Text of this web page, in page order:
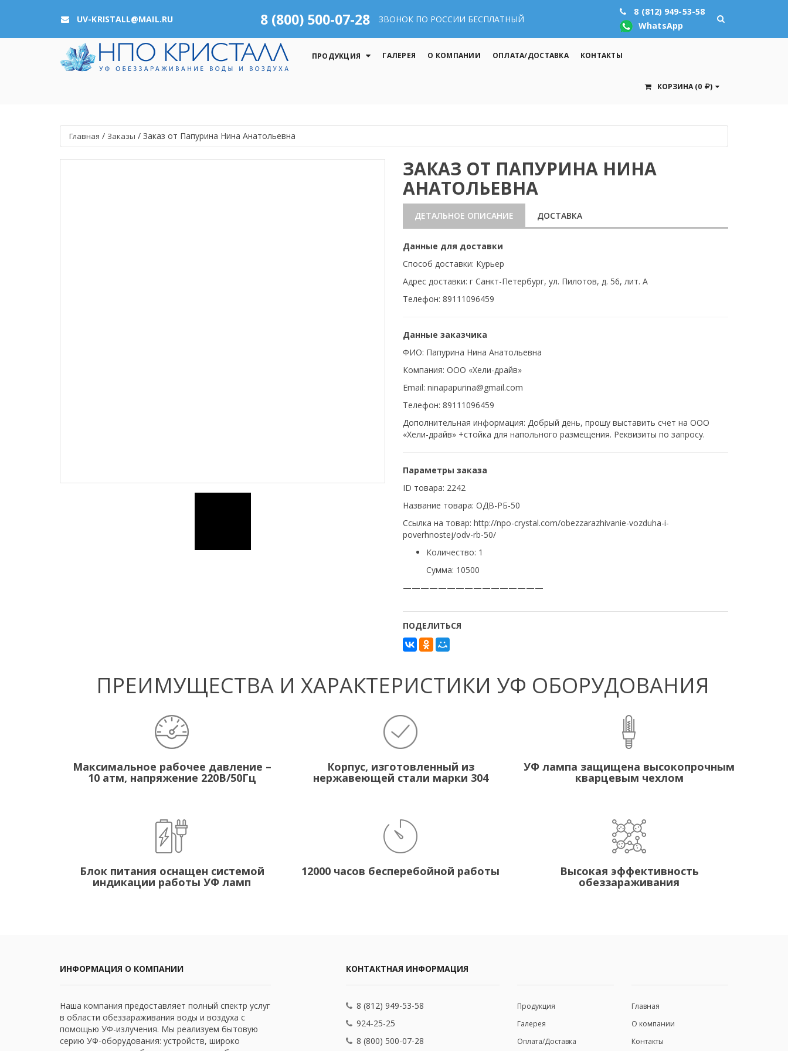
UV-KRISTALL@MAIL.RU 8 (800) 500-07-28 ЗВОНОК ПО РОССИИ БЕСПЛАТНЫЙ
8 (812) 949-53-58
WhatsApp
ПРОДУКЦИЯ ГАЛЕРЕЯ О КОМПАНИИ ОПЛАТА/ДОСТАВКА КОНТАКТЫ
КОРЗИНА (0 )
Главная / Заказы / Заказ от Папурина Нина Анатольевна
ЗАКАЗ ОТ ПАПУРИНА НИНА
АНАТОЛЬЕВНА
ДЕТАЛЬНОЕ ОПИСАНИЕ ДОСТАВКА
Данные для доставки
Способ доставки: Курьер
Адрес доставки: г Санкт-Петербург, ул. Пилотов, д. 56, лит. А
Телефон: 89111096459
Данные заказчика
ФИО: Папурина Нина Анатольевна
Компания: ООО «Хели-драйв»
Email: ninapapurina@gmail.com
Телефон: 89111096459
Дополнительная информация: Добрый день, прошу выставить счет на ООО
«Хели-драйв» +стойка для напольного размещения. Реквизиты по запросу.
Параметры заказа
ID товара: 2242
Название товара: ОДВ-РБ-50
Ссылка на товар: http://npo-crystal.com/obezzarazhivanie-vozduha-i-
poverhnostej/odv-rb-50/
Количество: 1
Сумма: 10500
————————————————
ПОДЕЛИТЬСЯ
ПРЕИМУЩЕСТВА И ХАРАКТЕРИСТИКИ УФ ОБОРУДОВАНИЯ
Максимальное рабочее давление –
10 атм, напряжение 220В/50Гц
Корпус, изготовленный из
нержавеющей стали марки 304
УФ лампа защищена высокопрочным
кварцевым чехлом
Блок питания оснащен системой
индикации работы УФ ламп
12000 часов бесперебойной работы Высокая эффективность
обеззараживания
ИНФОРМАЦИЯ О КОМПАНИИ
Наша компания предоставляет полный спектр услуг
в области обеззараживания воды и воздуха с
помощью УФ-излучения. Мы реализуем бытовую
серию УФ-оборудования: устройств, широко
КОНТАКТНАЯ ИНФОРМАЦИЯ
8 (812) 949-53-58
924-25-25
8 (800) 500-07-28
Продукция
Галерея
Оплата/Доставка
Главная
О компании
Контакты